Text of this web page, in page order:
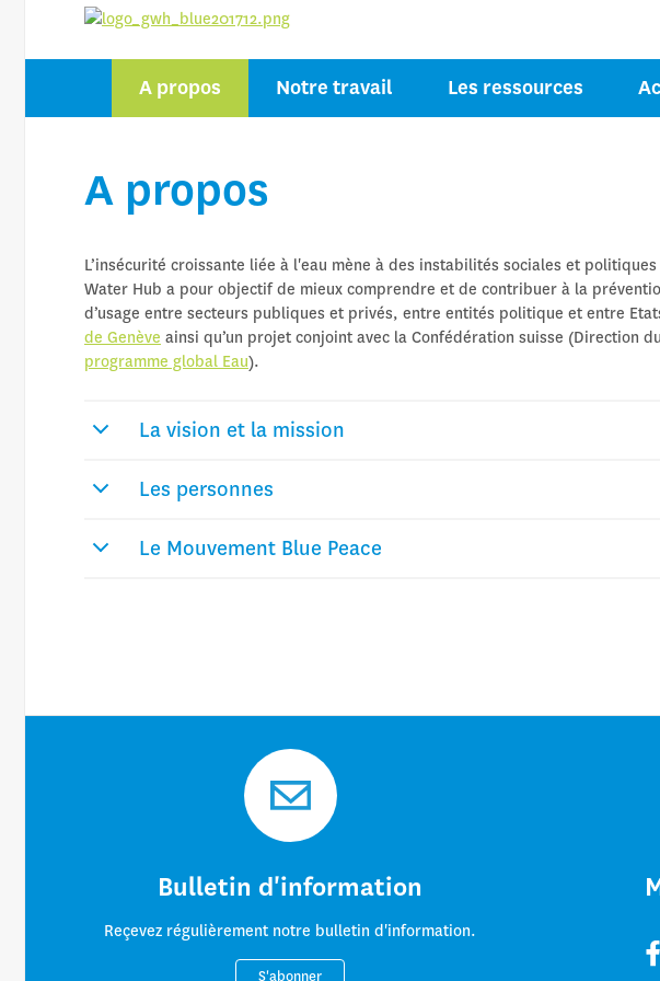
CENTRE DE
SUR L’EAU POUR LA PAIX
A propos Notre travail Les ressources
A propos
L’insécurité croissante liée à l'eau mène à des instabilités sociales et
Water Hub a pour objectif de mieux comprendre et de contribuer à la
d’usage entre secteurs publiques et privés, entre entités politique et entre
de Genève ainsi qu’un projet conjoint avec la Confédération suisse (Direction
programme global Eau).
La vision et la mission
Les personnes
Le Mouvement Blue Peace
Bulletin d'information
Reçevez régulièrement notre bulletin d'information.
S'abonner